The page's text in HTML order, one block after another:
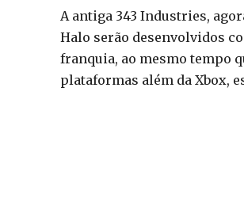
A antiga 343 Industries,
Halo serão desenvolvidos
franquia, ao mesmo tempo
plataformas além da Xbox,